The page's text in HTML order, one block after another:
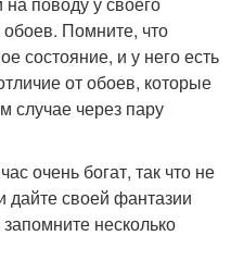
Помните, что
состояние, и у него есть
от обоев, которые
случае через пару
очень богат, так что не
дайте своей фантазии
несколько